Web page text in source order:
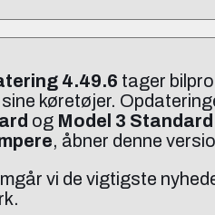
4.49.6 tager
køretøjer.
og Model 3 Standard
, åbner denne
vi de vigtigste